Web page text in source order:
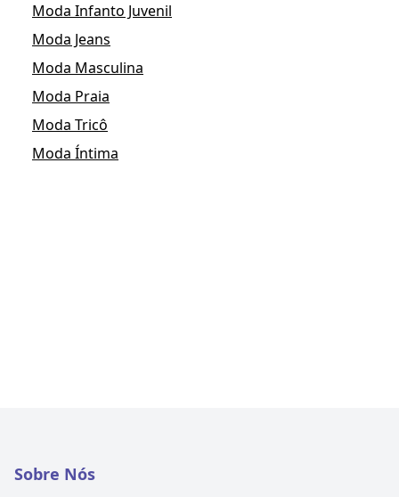
Moda Infanto Juvenil
Moda Jeans
Moda Masculina
Moda Praia
Moda Tricô
Moda Íntima
Sobre Nós